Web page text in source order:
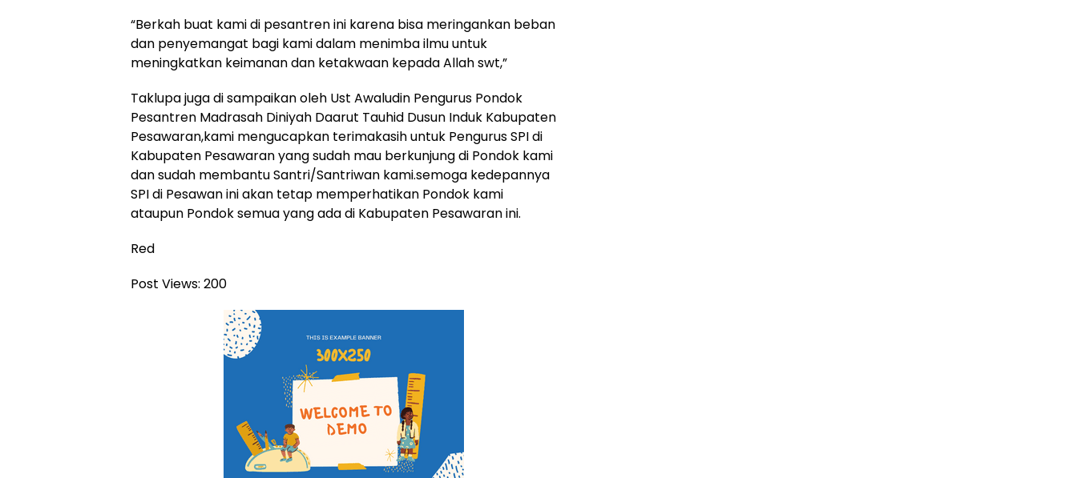
“Berkah buat kami di pesantren ini karena bisa meringankan beban
dan penyemangat bagi kami dalam menimba ilmu untuk
meningkatkan keimanan dan ketakwaan kepada Allah swt,”
Taklupa juga di sampaikan oleh Ust Awaludin Pengurus Pondok
Pesantren Madrasah Diniyah Daarut Tauhid Dusun Induk Kabupaten
Pesawaran,kami mengucapkan terimakasih untuk Pengurus SPI di
Kabupaten Pesawaran yang sudah mau berkunjung di Pondok kami
dan sudah membantu Santri/Santriwan kami.semoga kedepannya
SPI di Pesawan ini akan tetap memperhatikan Pondok kami
ataupun Pondok semua yang ada di Kabupaten Pesawaran ini.
Red
Post Views: 200